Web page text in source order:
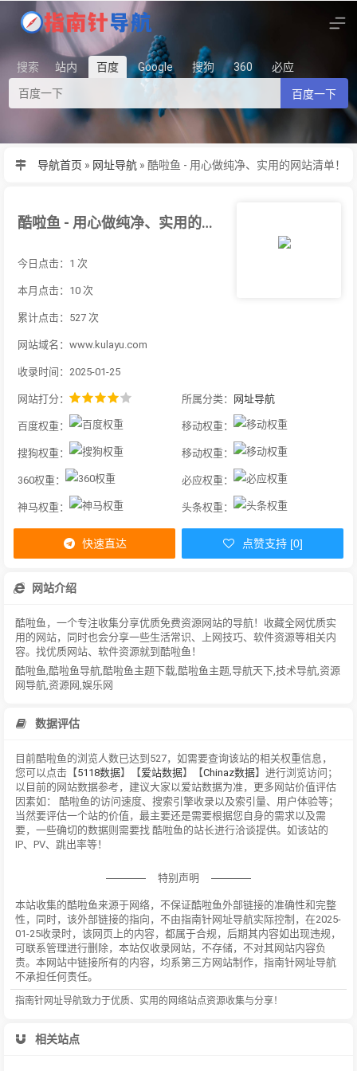
搜索 站内 百度 Google 搜狗 360 必应
百度一下
导航首页 » 网址导航 » 酷啦鱼 - 用心做纯净、实用的网站清单！
酷啦鱼 - 用心做纯净、实用的网站清单！
今日点击：1 次
本月点击：10 次
累计点击：527 次
网站域名：www.kulayu.com
收录时间：2025-01-25
网站打分： 所属分类： 网址导航
百度权重： 移动权重：
搜狗权重： 移动权重：
360权重： 必应权重：
神马权重： 头条权重：
快速直达 点赞支持 [0]
网站介绍
酷啦鱼，一个专注收集分享优质免费资源网站的导航！收藏全网优质实
用的网站，同时也会分享一些生活常识、上网技巧、软件资源等相关内
容。找优质网站、软件资源就到酷啦鱼！
酷啦鱼,酷啦鱼导航,酷啦鱼主题下载,酷啦鱼主题,导航天下,技术导航,资源
网导航,资源网,娱乐网
数据评估
目前酷啦鱼的浏览人数已达到527，如需要查询该站的相关权重信息，
您可以点击【5118数据】【爱站数据】【Chinaz数据】进行浏览访问；
以目前的网站数据参考，建议大家以爱站数据为准，更多网站价值评估
因素如： 酷啦鱼的访问速度、搜索引擎收录以及索引量、用户体验等；
当然要评估一个站的价值，最主要还是需要根据您自身的需求以及需
要，一些确切的数据则需要找 酷啦鱼的站长进行洽谈提供。如该站的
IP、PV、跳出率等！
特别声明
本站收集的酷啦鱼来源于网络，不保证酷啦鱼外部链接的准确性和完整
性，同时，该外部链接的指向，不由指南针网址导航实际控制，在2025-
01-25收录时，该网页上的内容，都属于合规，后期其内容如出现违规，
可联系管理进行删除，本站仅收录网站，不存储，不对其网站内容负
责。本网站中链接所有的内容，均系第三方网站制作，指南针网址导航
不承担任何责任。
指南针网址导航致力于优质、实用的网络站点资源收集与分享！
相关站点